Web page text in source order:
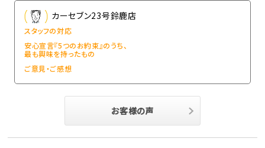
カーセブン23号鈴鹿店
スタッフの対応
安心宣言『5つのお約束』のうち、
最も興味を持ったもの
ご意見・ご感想
お客様の声